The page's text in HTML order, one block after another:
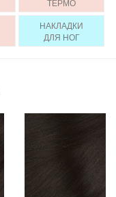
ТЕРМО
НАКЛАДКИ
ДЛЯ НОГ